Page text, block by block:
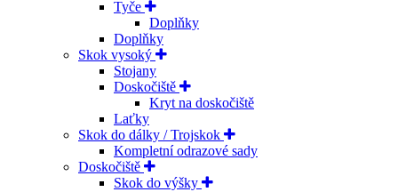
Tyče
Doplňky
Doplňky
Skok vysoký
Stojany
Doskočiště
Kryt na doskočiště
Laťky
Skok do dálky / Trojskok
Kompletní odrazové sady
Doskočiště
Skok do výšky